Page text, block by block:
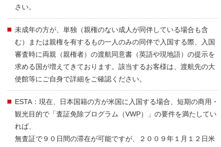
さい。
未成年の方が、単独（親権のない成人が同伴している場合も含
む）または親権を有するもの一人のみの同伴で入国する際、入国
審査時に両親（親権者）の渡航同意書（英語や現地語）の提示を
求める国が増えてきております。該当するお客様は、渡航先の大
使館等にご自身で詳細をご確認ください。
ESTA：現在、日本国籍の方が米国に入国する場合、短期の商用・
観光目的で「査証免除プログラム（VWP）」の要件を満たしてい
れば、
無査証で９０日間の滞在が可能ですが、２００９年１月１２日米